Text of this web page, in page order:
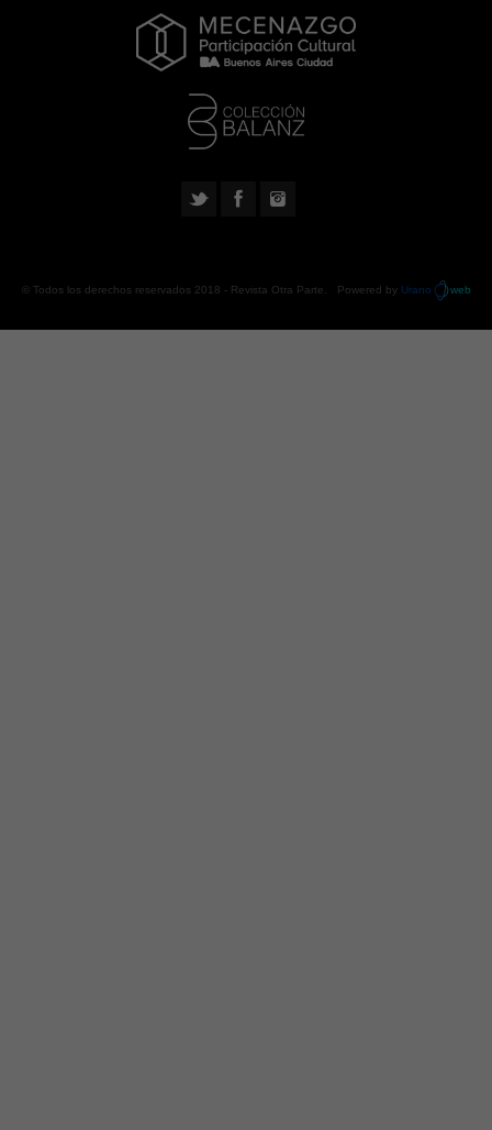
© Todos los derechos reservados 2018 - Revista Otra Parte . Powered by Urano web